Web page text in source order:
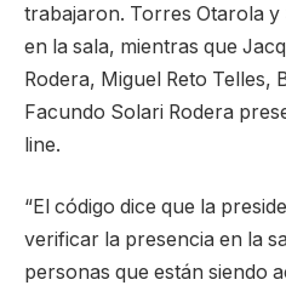
trabajaron. Torres Otarola y
en la sala, mientras que
Rodera, Miguel Reto Telles,
Facundo Solari Rodera
line.
“El código dice que la
verificar la presencia en la
personas que están siendo